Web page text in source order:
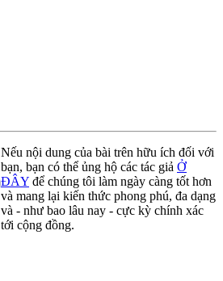
Nếu nội dung của bài trên hữu ích đối với
bạn, bạn có thể ủng hộ các tác giả Ở
ĐÂY để chúng tôi làm ngày càng tốt hơn
và mang lại kiến thức phong phú, đa dạng
và - như bao lâu nay - cực kỳ chính xác
tới cộng đồng.